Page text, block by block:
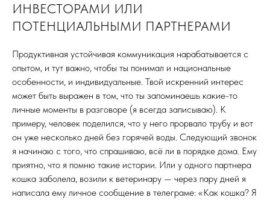
ИНВЕСТОРАМИ ИЛИ
ПОТЕНЦИАЛЬНЫМИ ПАРТНЕРАМИ
Продуктивная устойчивая коммуникация нарабатывается с
опытом, и тут важно, чтобы ты понимал и национальные
особенности, и индивидуальные. Твой искренний интерес
может быть выражен в том, что ты запоминаешь какие-то
личные моменты в разговоре (я всегда записываю). К
примеру, человек поделился, что у него прорвало трубу и вот
он уже несколько дней без горячей воды. Следующий звонок
я начинаю с того, что спрашиваю, всё ли в порядке дома. Ему
приятно, что я помню такие истории. Или у одного партнера
кошка заболела, возили к ветеринару — через пару дней я
написала ему личное сообщение в телеграме: «Как кошка? Я